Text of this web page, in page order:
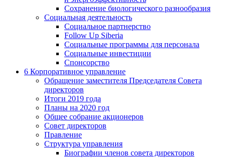
Сохранение биологического разнообразия
Социальная деятельность
Социальное партнерство
Follow Up Siberia
Социальные программы для персонала
Социальные инвестиции
Спонсорство
6 Корпоративное управление
Обращение заместителя Председателя Совета
директоров
Итоги 2019 года
Планы на 2020 год
Общее собрание акционеров
Совет директоров
Правление
Структура управления
Биографии членов совета директоров